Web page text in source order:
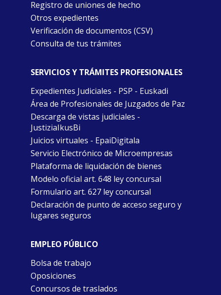
Registro de uniones de hecho
Otros expedientes
Verificación de documentos (CSV)
Consulta de tus trámites
SERVICIOS Y TRÁMITES PROFESIONALES
Expedientes Judiciales - PSP - Euskadi
Área de Profesionales de Juzgados de Paz
Descarga de vistas judiciales -
JustiziaIkusBi
Juicios virtuales - EpaiDigitala
Servicio Electrónico de Microempresas
Plataforma de liquidación de bienes
Modelo oficial art. 648 ley concursal
Formulario art. 627 ley concursal
Declaración de punto de acceso seguro y
lugares seguros
EMPLEO PÚBLICO
Bolsa de trabajo
Oposiciones
Concursos de traslados